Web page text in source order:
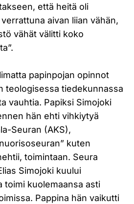
että heitä oli
aivan liian vähän,
vähät välitti koko
papinpojan opinnot
teologisessa tiedekunnassa
vauhtia. Papiksi Simojoki
hän ehti vihkiytyä
Seuran (AKS),
kuten
toimintaan. Seura
Simojoki kuului
toimi kuolemaansa asti
Pappina hän vaikutti